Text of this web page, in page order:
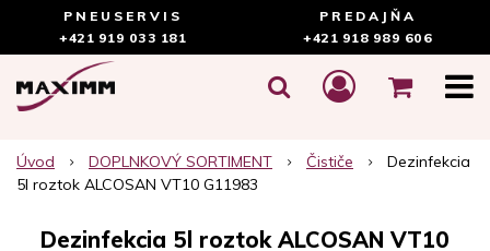
PNEUSERVIS
+421 919 033 181
PREDAJŇA
+421 918 989 606
Úvod DOPLNKOVÝ SORTIMENT Čističe
Dezinfekcia
5l roztok ALCOSAN VT10 G11983
Dezinfekcia 5l roztok ALCOSAN VT10